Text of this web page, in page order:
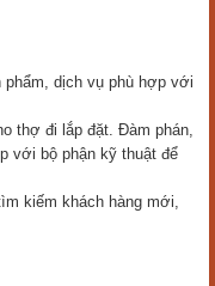
dịch vụ phù hợp với
thợ đi lắp đặt. Đàm phán,
với bộ phận kỹ thuật để
kiếm khách hàng mới,